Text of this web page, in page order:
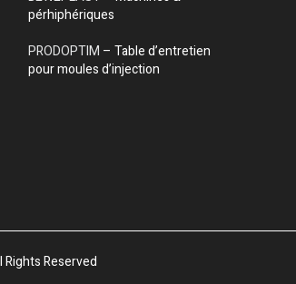
pérhiphériques
PRODOPTIM – Table d’entretien
pour moules d’injection
Reserved